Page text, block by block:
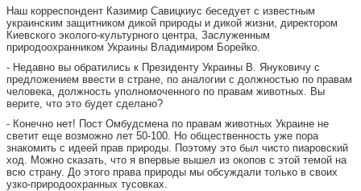
Наш корреспондент Казимир Савицкиус беседует с известным
украинским защитником дикой природы и дикой жизни, директором
Киевского эколого-культурного центра, Заслуженным
природоохранником Украины Владимиром Борейко.
- Недавно вы обратились к Президенту Украины В. Януковичу с
предложением ввести в стране, по аналогии с должностью по правам
человека, должность уполномоченного по правам животных. Вы
верите, что это будет сделано?
- Конечно нет! Пост Омбудсмена по правам животных Украине не
светит еще возможно лет 50-100. Но общественность уже пора
знакомить с идеей прав природы. Поэтому это был чисто пиаровский
ход. Можно сказать, что я впервые вышел из окопов с этой темой на
всю страну. До этого права природы мы обсуждали только в своих
узко-природоохранных тусовках.